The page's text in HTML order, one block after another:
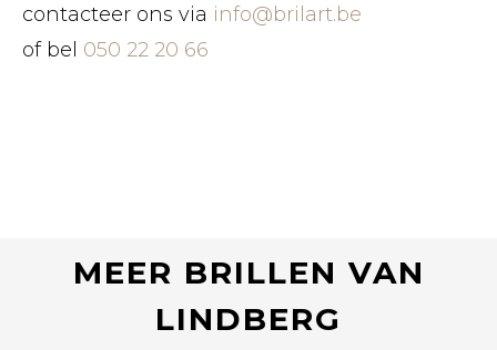
contacteer ons via info@brilart.be
of bel 050 22 20 66
MEER BRILLEN VAN
LINDBERG